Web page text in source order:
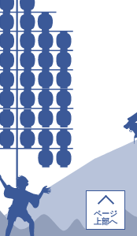
ページ
上部へ